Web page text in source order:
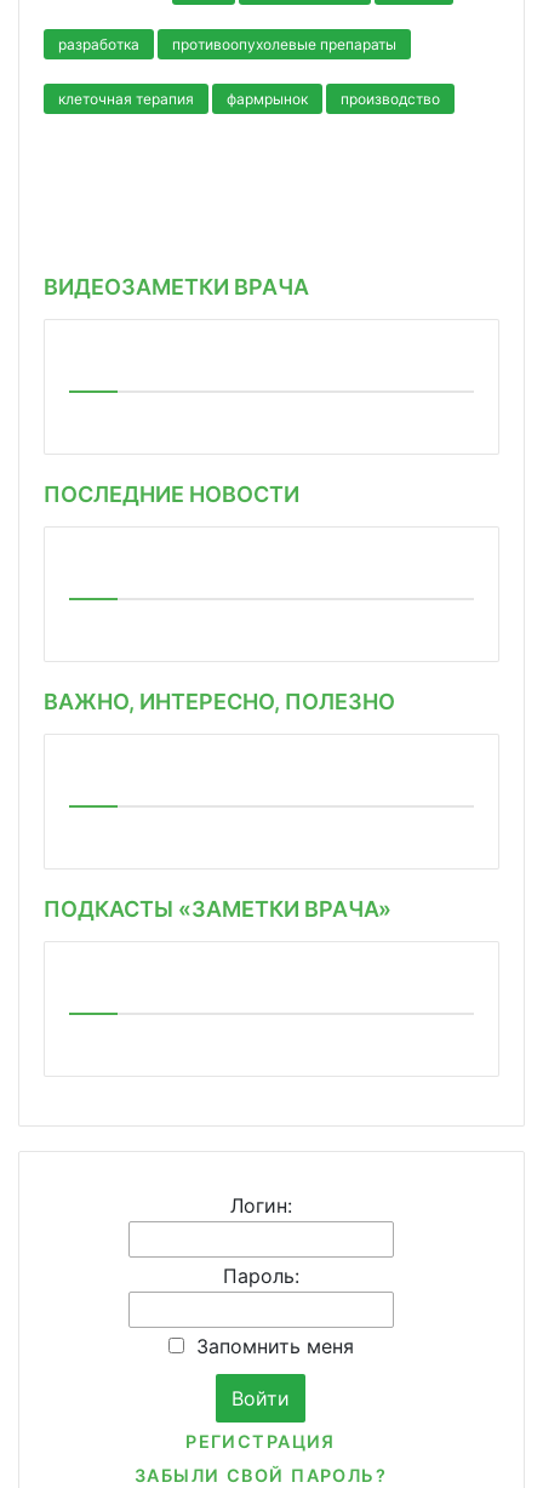
разработка противоопухолевые препараты
клеточная терапия фармрынок производство
ВИДЕОЗАМЕТКИ ВРАЧА
ПОСЛЕДНИЕ НОВОСТИ
ВАЖНО, ИНТЕРЕСНО, ПОЛЕЗНО
ПОДКАСТЫ «ЗАМЕТКИ ВРАЧА»
Логин:
Пароль:
Запомнить меня
РЕГИСТРАЦИЯ
ЗАБЫЛИ СВОЙ ПАРОЛЬ?